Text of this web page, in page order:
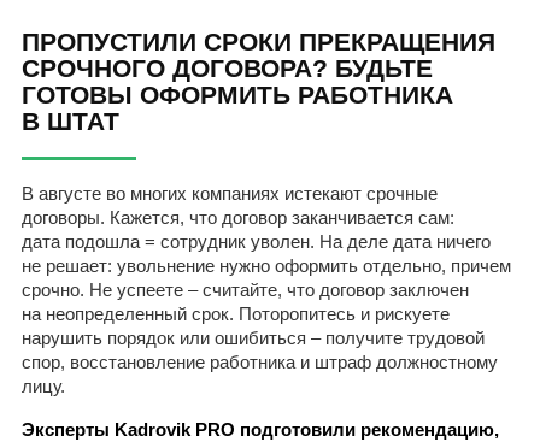
ПРОПУСТИЛИ СРОКИ ПРЕКРАЩЕНИЯ
СРОЧНОГО ДОГОВОРА? БУДЬТЕ
ГОТОВЫ ОФОРМИТЬ РАБОТНИКА
В ШТАТ
В августе во многих компаниях истекают срочные
договоры. Кажется, что договор заканчивается сам:
дата подошла = сотрудник уволен. На деле дата ничего
не решает: увольнение нужно оформить отдельно, причем
срочно. Не успеете – считайте, что договор заключен
на неопределенный срок. Поторопитесь и рискуете
нарушить порядок или ошибиться – получите трудовой
спор, восстановление работника и штраф должностному
лицу.
Эксперты Kadrovik PRO подготовили рекомендацию,